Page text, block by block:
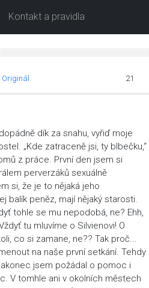
Kontakt a pravidla
Originál 21
dík za snahu, vyřiď moje
„Kde zatraceně jsi, ty blbečku,“
z práce. První den jsem si
perverzáků sexuálně
si, že je to nějaká jeho
balík peněz, mají nějaký starosti.
tohle se mu nepodobá, ne? Ehh,
tu mluvíme o Silvienovi! O
co si zamane, ne?? Tak proč...
na naše první setkání. Tehdy
jsem požádal o pomoc i
V tomhle ani v okolních městech